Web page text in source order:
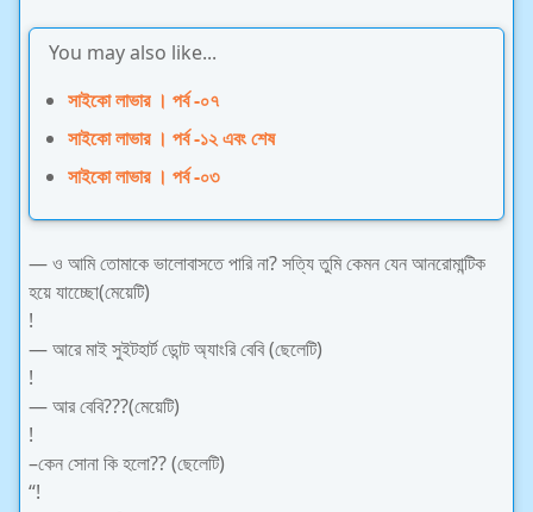
You may also like...
সাইকো লাভার । পর্ব -০৭
সাইকো লাভার । পর্ব -১২ এবং শেষ
সাইকো লাভার । পর্ব -০৩
— ও আমি তোমাকে ভালোবাসতে পারি না? সত্যি তুমি কেমন যেন আনরোমান্টিক
হয়ে যাচ্ছেো(মেয়েটি)
!
— আরে মাই সুইটহার্ট ডোন্ট অ্যাংরি বেবি (ছেলেটি)
!
— আর বেবি???(মেয়েটি)
!
–কেন সোনা কি হলো?? (ছেলেটি)
“!